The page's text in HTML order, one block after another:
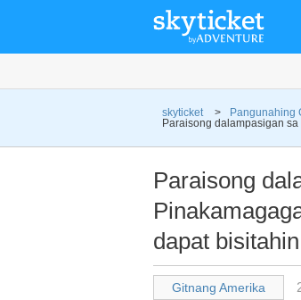
skyticket > Pangunahing
Paraisong dalampasigan
Paraisong
dapat bisitahin
Gitnang Amerika